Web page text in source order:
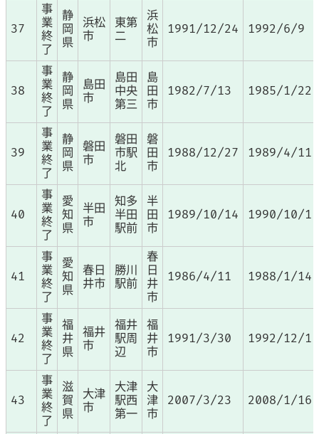
37
事
業
終
了
静
岡
県
浜松
市
東第
二
浜
松
市
1991/12/24 1992/6/9
38
事
業
終
了
静
岡
県
島田
市
島田
中央
第三
島
田
市
1982/7/13 1985/1/22
39
事
業
終
了
静
岡
県
磐田
市
磐田
市駅
北
磐
田
市
1988/12/27 1989/4/11
40
事
業
終
了
愛
知
県
半田
市
知多
半田
駅前
半
田
市
1989/10/14 1990/10/1
41
事
業
終
了
愛
知
県
春日
井市
勝川
駅前
春
日
井
市
1986/4/11 1988/1/14
42
事
業
終
了
福
井
県
福井
市
福井
駅周
辺
福
井
市
1991/3/30 1992/12/1
43
事
業
終
了
滋
賀
県
大津
市
大津
駅西
第一
大
津
市
2007/3/23 2008/1/16